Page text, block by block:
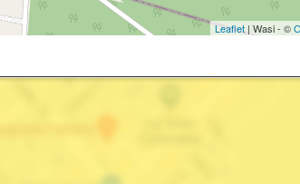
Leaflet | Wasi - ©